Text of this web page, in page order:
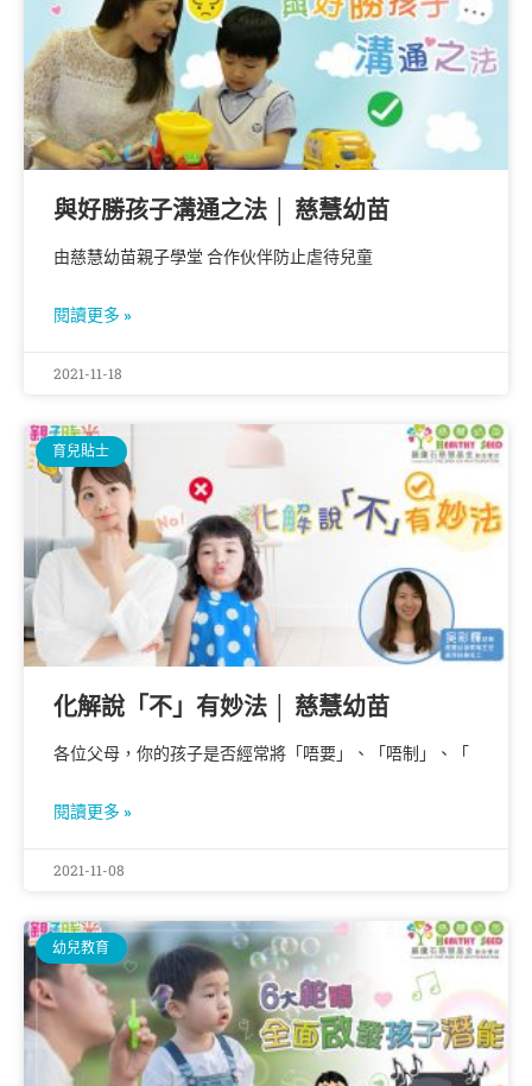
與好勝孩子溝通之法 │ 慈慧幼苗
由慈慧幼苗親子學堂 合作伙伴防止虐待兒童
閱讀更多 »
2021-11-18
育兒貼士
化解說「不」有妙法 │ 慈慧幼苗
各位父母，你的孩子是否經常將「唔要」、「唔制」、「
閱讀更多 »
2021-11-08
幼兒教育